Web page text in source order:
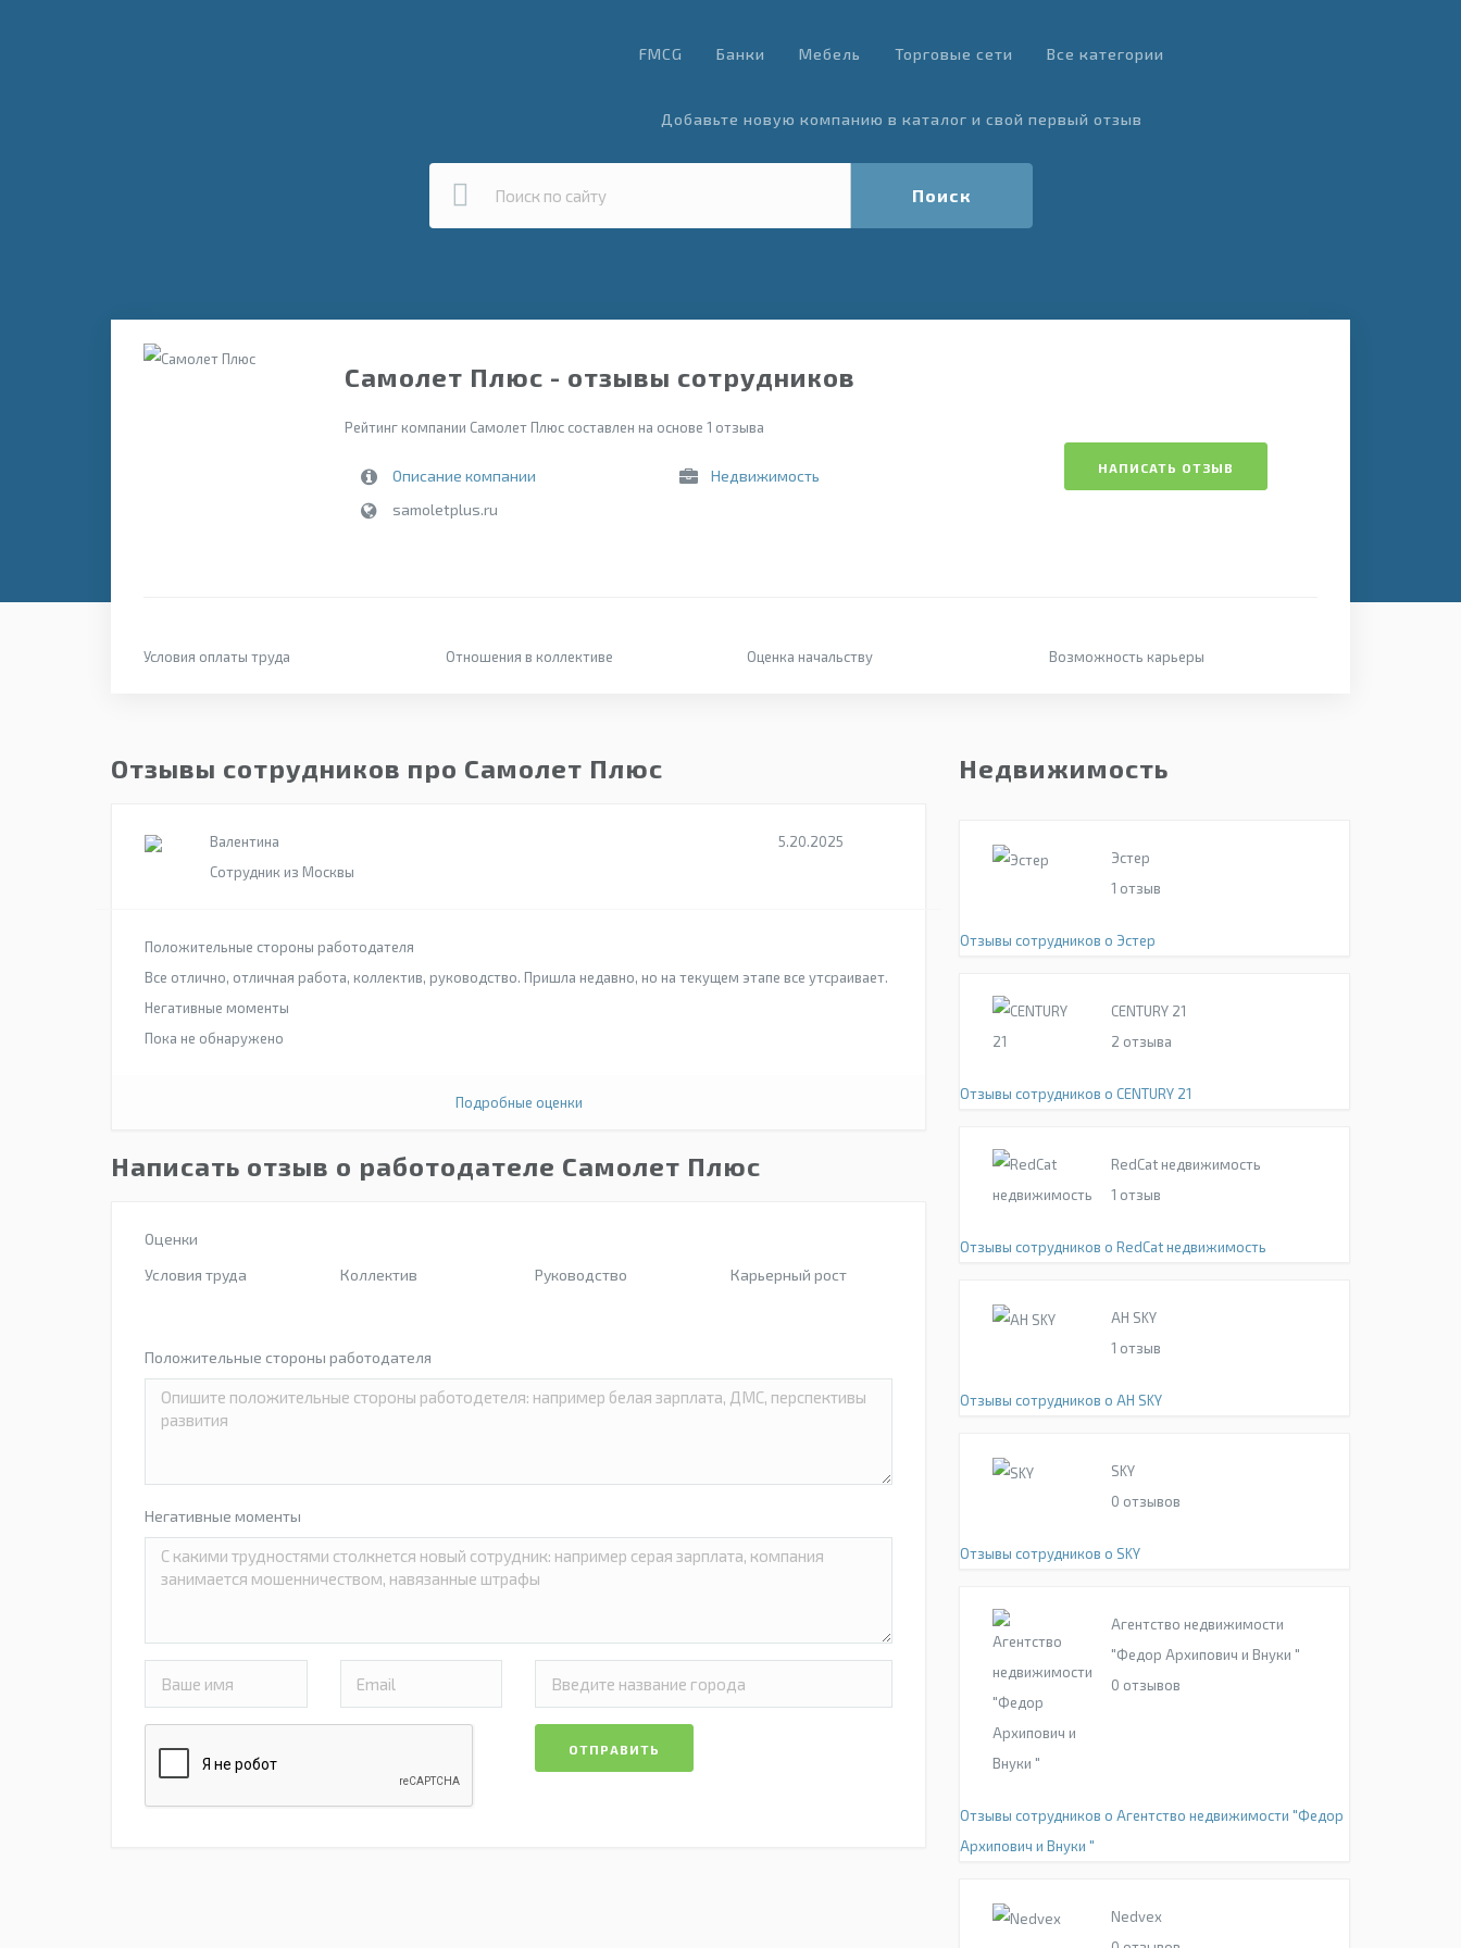
FMCG Банки Мебель Торговые сети Все категории
Добавьте новую компанию в каталог и свой первый отзыв
Поиск
Самолет Плюс - отзывы сотрудников
Рейтинг компании Самолет Плюс составлен на основе 1 отзыва
Описание компании
Недвижимость
samoletplus.ru
НАПИСАТЬ ОТЗЫВ
Условия оплаты труда Отношения в коллективе Оценка начальству Возможность карьеры
Отзывы сотрудников про Самолет Плюс
Валентина
Сотрудник из Москвы
5.20.2025
Положительные стороны работодателя
Все отлично, отличная работа, коллектив, руководство. Пришла недавно, но на текущем этапе все утсраивает.
Негативные моменты
Пока не обнаружено
Подробные оценки
Написать отзыв о работодателе Самолет Плюс
Оценки
Условия труда
Коллектив Руководство Карьерный рост
Положительные стороны работодателя
Негативные моменты
ОТПРАВИТЬ
Недвижимость
Эстер
1 отзыв
Отзывы сотрудников о Эстер
CENTURY 21
2 отзыва
Отзывы сотрудников о CENTURY 21
RedCat недвижимость
1 отзыв
Отзывы сотрудников о RedCat недвижимость
АН SKY
1 отзыв
Отзывы сотрудников о АН SKY
SKY
0 отзывов
Отзывы сотрудников о SKY
Агентство недвижимости
"Федор Архипович и Внуки "
0 отзывов
Отзывы сотрудников о Агентство недвижимости "Федор
Архипович и Внуки "
Nedvex